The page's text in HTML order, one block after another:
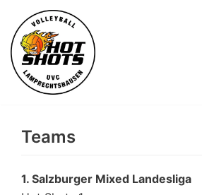
Skip
to
content
Teams
1. Salzburger Mixed Landesliga